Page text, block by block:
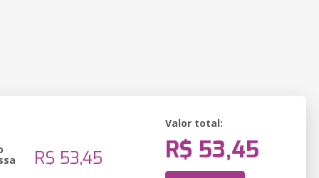
R$ 53,45
Valor total:
R$ 53,45